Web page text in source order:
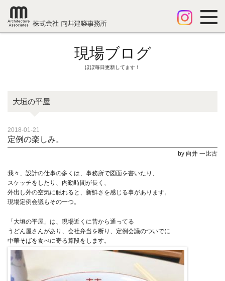
現場ブログ
ほぼ毎日更新してます！
大垣の平屋
2018-01-21
定例の楽しみ。
by 向井 一比古
我々、設計の仕事の多くは、事務所で図面を書いたり、
スケッチをしたり、内勤時間が長く、
外出し外の空気に触れると、新鮮さを感じる事があります。
現場定例会議もその一つ。
「大垣の平屋」は、現場近くに昔から通ってる
うどん屋さんがあり、会社弁当を断り、定例会議のついでに
中華そばを食べに寄る算段をします。